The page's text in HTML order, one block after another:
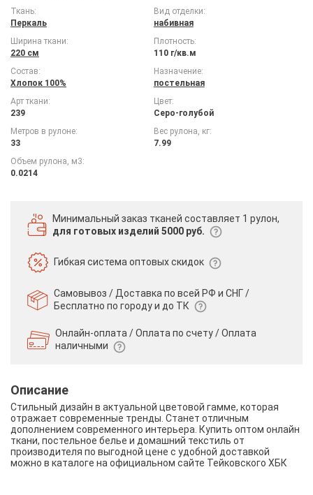
Ткань:
Перкаль
Вид отделки:
набивная
Ширина ткани:
220 см
Плотность:
110 г/кв.м
Состав:
Хлопок 100%
Назначение:
постельная
Арт ткани:
239
Цвет:
Серо-голубой
Метров в рулоне:
33
Вес рулона, кг:
7.99
Объем рулона, м3:
0.0214
Минимальный заказ тканей составляет 1 рулон,
для готовых изделий 5000 руб.
Гибкая системаоптовых скидок
Самовывоз / Доставка по всей РФ и СНГ /
Бесплатно по городу и до ТК
Онлайн-оплата / Оплата по счету /Оплата
наличными
Описание
Стильный дизайн в актуальной цветовой гамме, которая
отражает современные тренды. Станет отличным
дополнением современного интерьера. Купить оптом онлайн
ткани, постельное белье и домашний текстиль от
производителя по выгодной цене с удобной доставкой
можно в каталоге на официальном сайте Тейковского ХБК